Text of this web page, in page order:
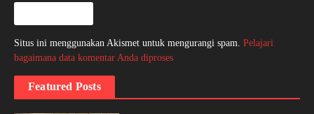
Situs ini menggunakan Akismet untuk mengurangi spam. Pelajari
bagaimana data komentar Anda diproses
Featured Posts